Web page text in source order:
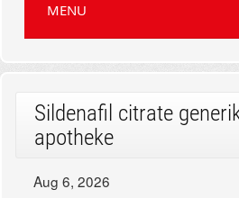
MENU
Sildenafil citrate
apotheke
Aug 6, 2026